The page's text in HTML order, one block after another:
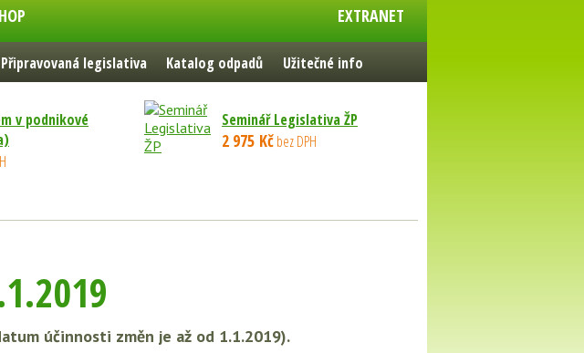
EXTRANET
Připravovaná legislativa Katalog odpadů Užitečné info
v podnikové
Seminář Legislativa ŽP
2 975 Kčbez DPH
účinnosti změn je až od 1.1.2019).